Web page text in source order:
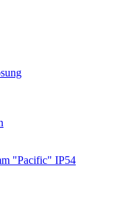
"Pacific" IP54